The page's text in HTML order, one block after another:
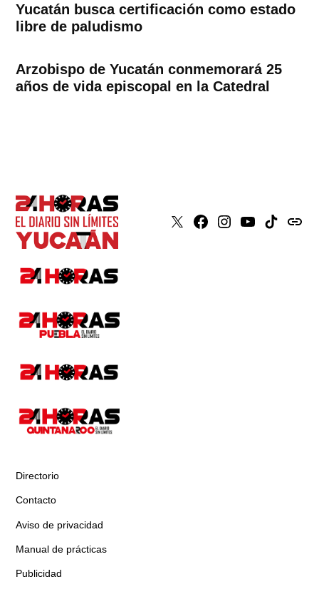
Yucatán busca certificación como estado
libre de paludismo
Arzobispo de Yucatán conmemorará 25
años de vida episcopal en la Catedral
X Faceboook
Instagram
YoutubeTiktokissuu
Directorio
Contacto
Aviso de privacidad
Manual de prácticas
Publicidad